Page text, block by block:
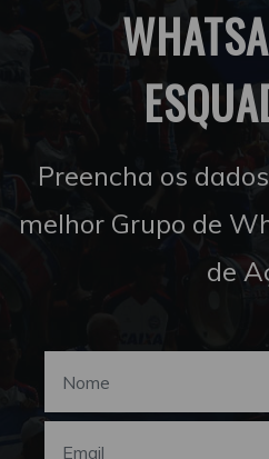
Preencha os
melhor Grupo de
de